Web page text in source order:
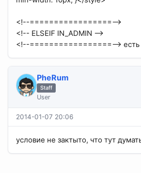
<!--=================-->
<!-- ELSEIF IN_ADMIN -->
<!--=================--> есть
PheRum
Staff
User
2014-01-07 20:06
условие не зактыто, что тут